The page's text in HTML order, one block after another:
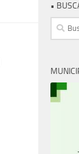
•
Buscar: